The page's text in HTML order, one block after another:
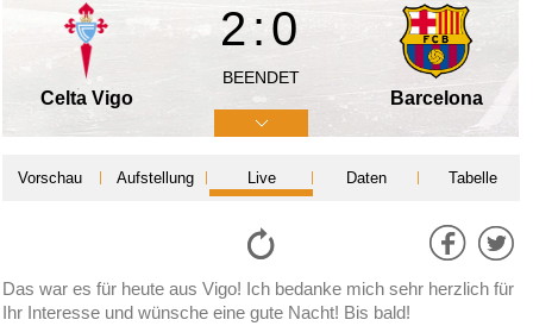
Celta Vigo
2:0
BEENDET
Barcelona
Vorschau Aufstellung Live Daten Tabelle
Das war es für heute aus Vigo! Ich bedanke mich sehr herzlich für
Ihr Interesse und wünsche eine gute Nacht! Bis bald!